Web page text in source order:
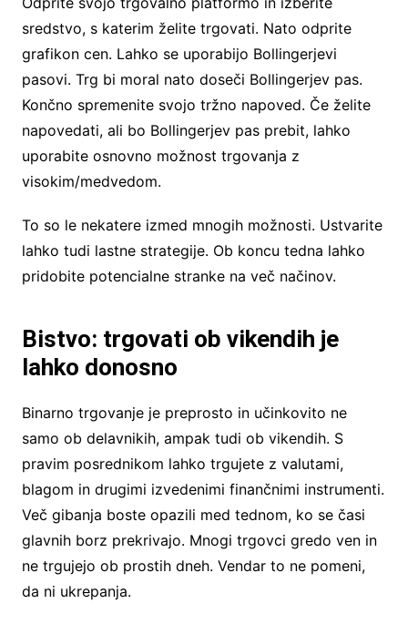
sredstvo, s katerim želite trgovati. Nato odprite
grafikon cen. Lahko se uporabijo Bollingerjevi
pasovi. Trg bi moral nato doseči Bollingerjev pas.
Končno spremenite svojo tržno napoved. Če želite
napovedati, ali bo Bollingerjev pas prebit, lahko
uporabite osnovno možnost trgovanja z
visokim/medvedom.
To so le nekatere izmed mnogih možnosti. Ustvarite
lahko tudi lastne strategije. Ob koncu tedna lahko
pridobite potencialne stranke na več načinov.
Bistvo: trgovati ob vikendih je
lahko donosno
Binarno trgovanje je preprosto in učinkovito ne
samo ob delavnikih, ampak tudi ob vikendih. S
pravim posrednikom lahko trgujete z valutami,
blagom in drugimi izvedenimi finančnimi instrumenti.
Več gibanja boste opazili med tednom, ko se časi
glavnih borz prekrivajo. Mnogi trgovci gredo ven in
ne trgujejo ob prostih dneh. Vendar to ne pomeni,
da ni ukrepanja.